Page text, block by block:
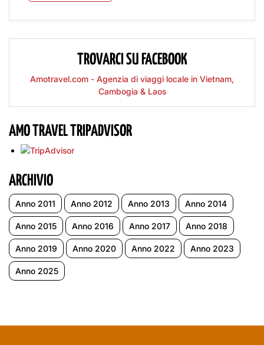
TROVARCI SU FACEBOOK
Amotravel.com - Agenzia di viaggi locale in Vietnam,
Cambogia & Laos
AMO TRAVEL TRIPADVISOR
ARCHIVIO
Anno 2011 Anno 2012 Anno 2013 Anno 2014
Anno 2015 Anno 2016 Anno 2017 Anno 2018
Anno 2019 Anno 2020 Anno 2022 Anno 2023
Anno 2025